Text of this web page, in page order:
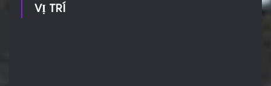
VỊ TRÍ